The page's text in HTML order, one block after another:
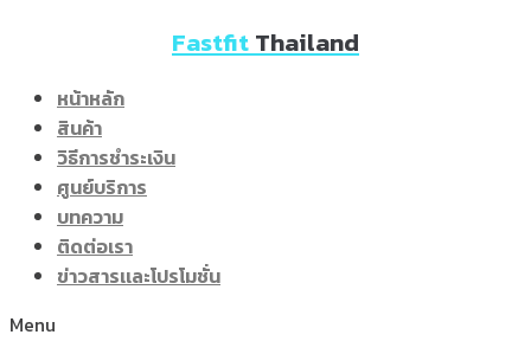
content
FastfitThailand
หน้าหลัก
สินค้า
วิธีการชำระเงิน
ศูนย์บริการ
บทความ
ติดต่อเรา
ข่าวสารเเละโปรโมชั่น
Menu